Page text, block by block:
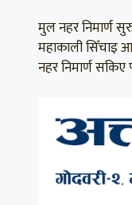
मुल नहर निमार्ण
महाकाली सिँचाइ
नहर निमार्ण